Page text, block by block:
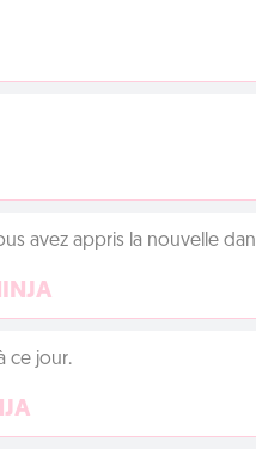
avez appris la nouvelle
ce jour.